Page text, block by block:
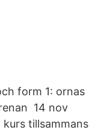
form 1: ornas
14 nov
tillsammans